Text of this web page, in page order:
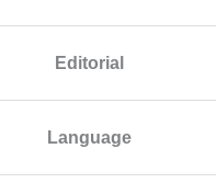
Editorial
Language